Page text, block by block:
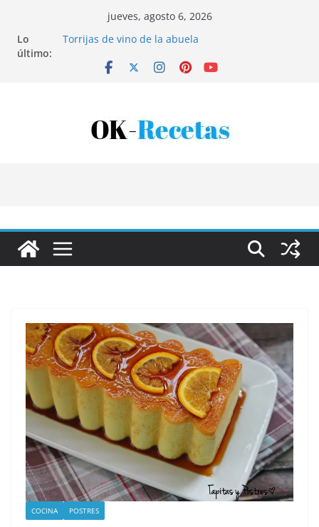
contenido
jueves, agosto 6, 2026
Lo
último:
Torrijas de vino de la abuela
Bandeja de pescaíto frito
COCINA POSTRES